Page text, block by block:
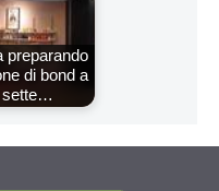
preparando
di bond a
sette…